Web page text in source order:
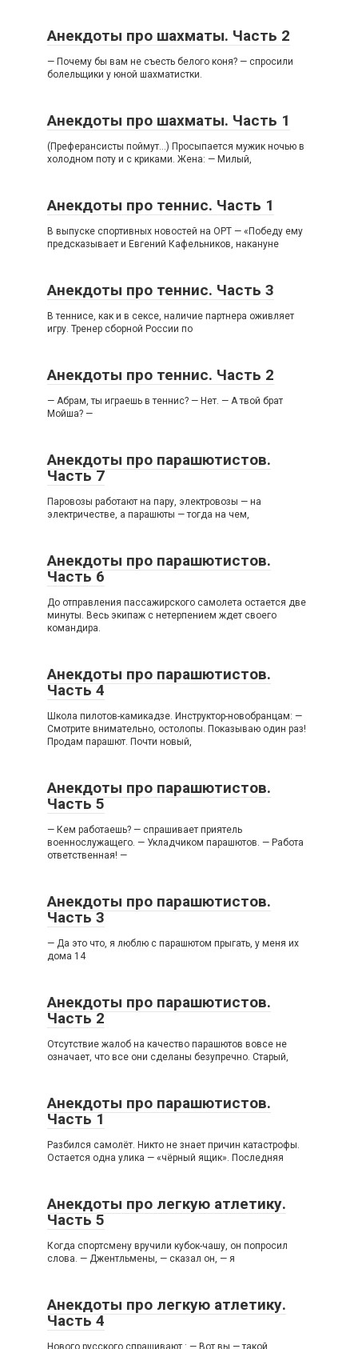
Анекдоты про шахматы. Часть 2
— Почему бы вам не съесть белого коня? — спросили
болельщики у юной шахматистки.
Анекдоты про шахматы. Часть 1
(Преферансисты поймут…) Просыпается мужик ночью в
холодном поту и с криками. Жена: — Милый,
Анекдоты про теннис. Часть 1
В выпуске спортивных новостей на ОРТ — «Победу ему
предсказывает и Евгений Кафельников, накануне
Анекдоты про теннис. Часть 3
В теннисе, как и в сексе, наличие партнера оживляет
игру. Тренер сборной России по
Анекдоты про теннис. Часть 2
— Абрам, ты играешь в теннис? — Нет. — А твой брат
Мойша? —
Анекдоты про парашютистов.
Часть 7
Паровозы работают на пару, электровозы — на
электричестве, а парашюты — тогда на чем,
Анекдоты про парашютистов.
Часть 6
До отправления пассажирского самолета остается две
минуты. Весь экипаж с нетерпением ждет своего
командира.
Анекдоты про парашютистов.
Часть 4
Школа пилотов-камикадзе. Инструктор-новобранцам: —
Смотрите внимательно, остолопы. Показываю один раз!
Продам парашют. Почти новый,
Анекдоты про парашютистов.
Часть 5
— Кем работаешь? — спрашивает приятель
военнослужащего. — Укладчиком парашютов. — Работа
ответственная! —
Анекдоты про парашютистов.
Часть 3
— Да это что, я люблю с парашютом прыгать, у меня их
дома 14
Анекдоты про парашютистов.
Часть 2
Отсутствие жалоб на качество парашютов вовсе не
означает, что все они сделаны безупречно. Старый,
Анекдоты про парашютистов.
Часть 1
Разбился самолёт. Никто не знает причин катастрофы.
Остается одна улика — «чёрный ящик». Последняя
Анекдоты про легкую атлетику.
Часть 5
Когда спортсмену вручили кубок-чашу, он попросил
слова. — Джентльмены, — сказал он, — я
Анекдоты про легкую атлетику.
Часть 4
Нового русского спрашивают : — Вот вы — такой